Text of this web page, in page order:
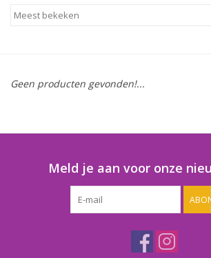
Maandaanbieding
Lege capsules
Speelgoedpakketten
Gevulde capsules & mixen
Geen producten gevonden!...
Meld je aan voor onze